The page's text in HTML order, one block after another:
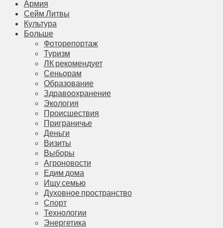
Армия
Сейм Литвы
Культура
Больше
Фоторепортаж
Туризм
ЛК рекомендует
Сеньорам
Образование
Здравоохранение
Экология
Происшествия
Приграничье
Деньги
Визиты
Выборы
Агроновости
Едим дома
Ищу семью
Духовное пространство
Спорт
Технологии
Энергетика